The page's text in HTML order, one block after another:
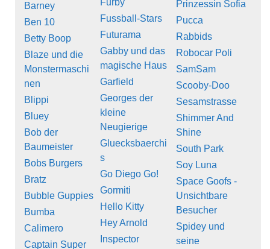
Barney
Ben 10
Betty Boop
Blaze und die
Monstermaschi
nen
Blippi
Bluey
Bob der
Baumeister
Bobs Burgers
Bratz
Bubble Guppies
Bumba
Calimero
Captain Super
Fussball-Stars
Futurama
Gabby und das
magische Haus
Garfield
Georges der
kleine
Neugierige
Gluecksbaerchi
s
Go Diego Go!
Gormiti
Hello Kitty
Hey Arnold
Inspector
Prinzessin Sofia
Pucca
Rabbids
Robocar Poli
SamSam
Scooby-Doo
Sesamstrasse
Shimmer And
Shine
South Park
Soy Luna
Space Goofs -
Unsichtbare
Besucher
Spidey und
seine